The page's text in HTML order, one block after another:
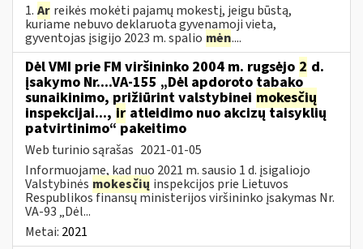
1. Ar reikės mokėti pajamų mokestį, jeigu būstą,
kuriame nebuvo deklaruota gyvenamoji vieta,
gyventojas įsigijo 2023 m. spalio mėn....
Dėl VMI prie FM viršininko 2004 m. rugsėjo 2 d.
įsakymo Nr....VA-155 „Dėl apdoroto tabako
sunaikinimo, prižiūrint valstybinei mokesčių
inspekcijai..., ir atleidimo nuo akcizų taisyklių
patvirtinimo“ pakeitimo
Web turinio sąrašas 2021-01-05
Informuojame, kad nuo 2021 m. sausio 1 d. įsigaliojo
Valstybinės mokesčių inspekcijos prie Lietuvos
Respublikos finansų ministerijos viršininko įsakymas Nr.
VA-93 „Dėl...
Metai: 2021